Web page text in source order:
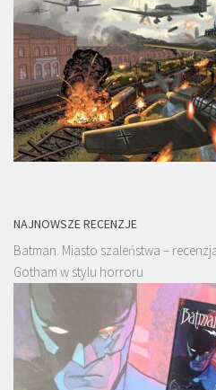
NAJNOWSZE RECENZJE
Batman. Miasto szaleństwa –
Gotham w stylu horroru